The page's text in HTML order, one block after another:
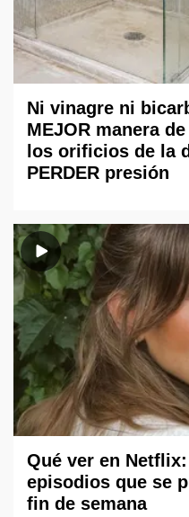
Ni vinagre ni
MEJOR manera
los orificios de la
PERDER presión
Qué ver en
episodios que se
fin de semana